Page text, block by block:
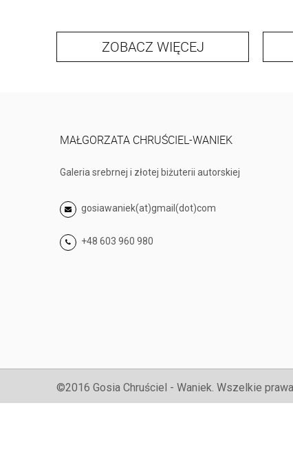
ZOBACZ WIĘCEJ
MAŁGORZATA CHRUŚCIEL-WANIEK
Galeria srebrnej i złotej biżuterii autorskiej
gosiawaniek(at)gmail(dot)com
+48 603 960 980
©2016 Gosia Chruściel - Waniek. Wszelkie